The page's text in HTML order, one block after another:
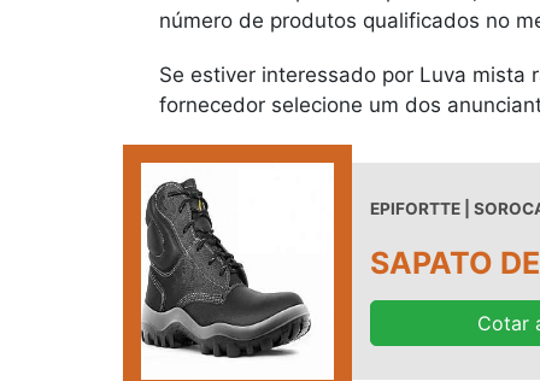
número de produtos qualificados no
Se estiver interessado por Luva mista
fornecedor selecione um dos
EPIFORTTE |
SAPATO
Cotar